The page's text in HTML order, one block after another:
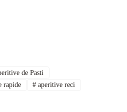
de Pasti
rapide # aperitive reci